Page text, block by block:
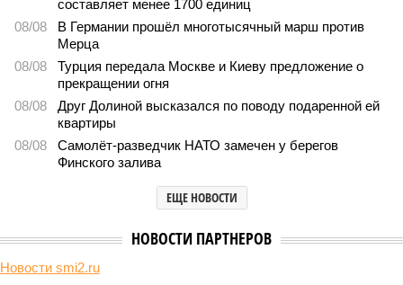
Пока в Ярославском районе СВАО дольщики «Сказочного леса»
уже получают ключи – в мае 2026 года были получены
заключение о соответствии проектной документации и
разрешение на ввод жилищного комплекса в эксплуатацию –
совсем недалеко, в паре станций метро южнее, на Люблинской
улице, картина, можно сказать, прямо противоположная.
Сюжет:Недвижимость
ЖК «Светлый мир «Станция Л»: та же группа компаний-
схема достройки через Capital Group осенью 2024 года, но